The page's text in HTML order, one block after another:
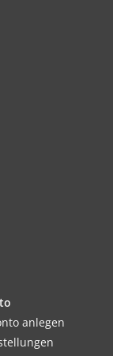
eine
anlegen